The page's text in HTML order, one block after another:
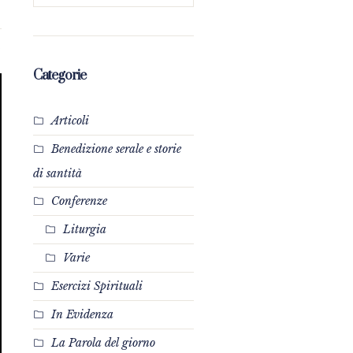
Categorie
Articoli
Benedizione serale e storie
di santità
Conferenze
Liturgia
Varie
Esercizi Spirituali
In Evidenza
La Parola del giorno